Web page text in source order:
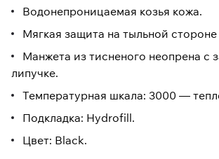
Водонепроницаемая козья кожа.
Мягкая защита на тыльной
Манжета из тисненого неопрена с
липучке.
Температурная шкала: 3000 —
Подкладка: Hydrofill.
Цвет: Black.